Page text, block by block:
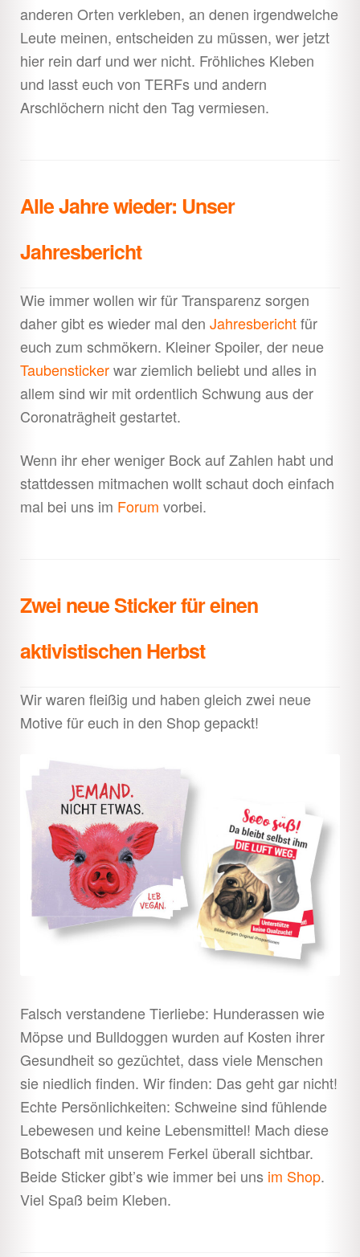
anderen Orten verkleben, an denen irgendwelche
Leute meinen, entscheiden zu müssen, wer jetzt
hier rein darf und wer nicht. Fröhliches Kleben
und lasst euch von TERFs und andern
Arschlöchern nicht den Tag vermiesen.
Alle Jahre wieder: Unser
Jahresbericht
Wie immer wollen wir für Transparenz sorgen
daher gibt es wieder mal denJahresberichtfür
euch zum schmökern. Kleiner Spoiler, der neue
Taubenstickerwar ziemlich beliebt und alles in
allem sind wir mit ordentlich Schwung aus der
Coronaträgheit gestartet.
Wenn ihr eher weniger Bock auf Zahlen habt und
stattdessen mitmachen wollt schaut doch einfach
mal bei uns im Forum vorbei.
Zwei neue Sticker für einen
aktivistischen Herbst
Wir waren fleißig und haben gleich zwei neue
Motive für euch in den Shop gepackt!
Falsch verstandene Tierliebe: Hunderassen wie
Möpse und Bulldoggen wurden auf Kosten ihrer
Gesundheit so gezüchtet, dass viele Menschen
sie niedlich finden. Wir finden: Das geht gar nicht!
Echte Persönlichkeiten: Schweine sind fühlende
Lebewesen und keine Lebensmittel! Mach diese
Botschaft mit unserem Ferkel überall sichtbar.
Beide Sticker gibt’s wie immer bei uns im Shop.
Viel Spaß beim Kleben.